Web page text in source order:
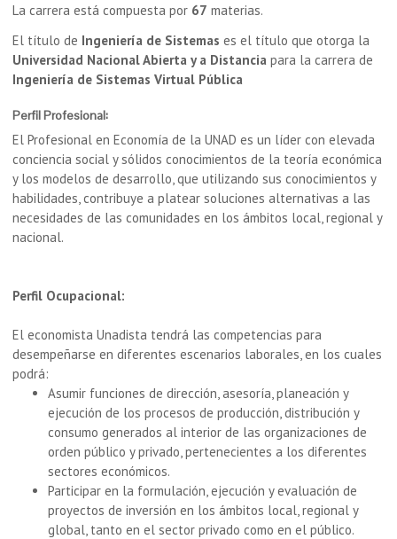
La carrera está compuesta por 67 materias.
El título de Ingeniería de Sistemas es el título que otorga la
Universidad Nacional Abierta y a Distancia para la carrera de
Ingeniería de Sistemas Virtual Pública
Perfil Profesional:
El Profesional en Economía de la UNAD es un líder con elevada
conciencia social y sólidos conocimientos de la teoría económica
y los modelos de desarrollo, que utilizando sus conocimientos y
habilidades, contribuye a platear soluciones alternativas a las
necesidades de las comunidades en los ámbitos local, regional y
nacional.
Perfil Ocupacional:
El economista Unadista tendrá las competencias para
desempeñarse en diferentes escenarios laborales, en los cuales
podrá:
Asumir funciones de dirección, asesoría, planeación y
ejecución de los procesos de producción, distribución y
consumo generados al interior de las organizaciones de
orden público y privado, pertenecientes a los diferentes
sectores económicos.
Participar en la formulación, ejecución y evaluación de
proyectos de inversión en los ámbitos local, regional y
global, tanto en el sector privado como en el público.